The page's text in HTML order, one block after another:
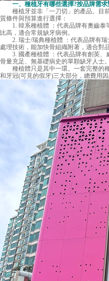
一、種植牙有哪些選擇?按品牌需求
種植牙並非「一刀切」的產品。目
質條件與預算進行選擇：
1. 韓系種植體 ：代表品牌有奧齒泰
比高，適合常規缺牙病例。
2. 瑞士/瑞典種植體 ：代表品牌有瑞
處理技術，能加快骨組織附著，適合對
3. 國產種植體 ：代表品牌有創英、
骨量充足、無基礎病史的單顆缺牙人士。
種植體只是其中一環。一套完整的
和牙冠(可見的假牙)三大部分，總費用